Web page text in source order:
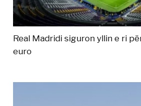
Real Madridi siguron yllin e ri
euro